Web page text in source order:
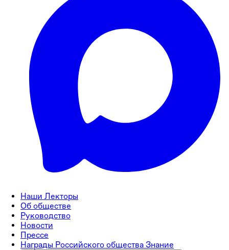
Наши Лекторы
Об обществе
Руководство
Новости
Прессе
Награды Российского общества Знание